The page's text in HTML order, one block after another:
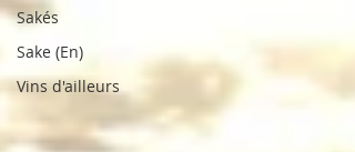
Sakés
Sake (En)
Vins d'ailleurs